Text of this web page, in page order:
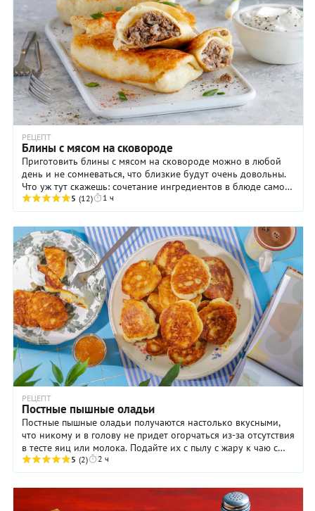
РЕЦЕПТ
Блины с мясом на сковороде
Приготовить блины с мясом на сковороде можно в любой
день и не сомневаться, что близкие будут очень довольны.
Что уж тут скажешь: сочетание ингредиентов в блюде самое
что ни на есть классическое и ...
5 (12) 1 ч
РЕЦЕПТ
Постные пышные оладьи
Постные пышные оладьи получаются настолько вкусными,
что никому и в голову не придет огорчаться из-за отсутствия
в тесте яиц или молока. Подайте их с пылу с жару к чаю с
любимым вареньем и ...
5 (2) 2 ч